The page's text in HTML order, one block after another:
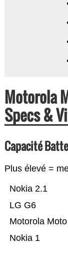
Motorola
Specs &
Capacité
Plus élevé =
Nokia 1
Motorola
LG G6
Nokia 2.1